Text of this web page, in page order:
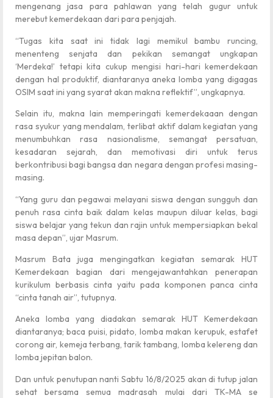
mengenang jasa para pahlawan yang telah gugur untuk
merebut kemerdekaan dari para penjajah.
“Tugas kita saat ini tidak lagi memikul bambu runcing,
menenteng senjata dan pekikan semangat ungkapan
‘Merdeka!’ tetapi kita cukup mengisi hari-hari kemerdekaan
dengan hal produktif, diantaranya aneka lomba yang digagas
OSIM saat ini yang syarat akan makna reflektif”, ungkapnya.
Selain itu, makna lain memperingati kemerdekaaan dengan
rasa syukur yang mendalam, terlibat aktif dalam kegiatan yang
menumbuhkan rasa nasionalisme, semangat persatuan,
kesadaran sejarah, dan memotivasi diri untuk terus
berkontribusi bagi bangsa dan negara dengan profesi masing-
masing.
“Yang guru dan pegawai melayani siswa dengan sungguh dan
penuh rasa cinta baik dalam kelas maupun diluar kelas, bagi
siswa belajar yang tekun dan rajin untuk mempersiapkan bekal
masa depan”, ujar Masrum.
Masrum Bata juga mengingatkan kegiatan semarak HUT
Kemerdekaan bagian dari mengejawantahkan penerapan
kurikulum berbasis cinta yaitu pada komponen panca cinta
“cinta tanah air”, tutupnya.
Aneka lomba yang diadakan semarak HUT Kemerdekaan
diantaranya; baca puisi, pidato, lomba makan kerupuk, estafet
corong air, kemeja terbang, tarik tambang, lomba kelereng dan
lomba jepitan balon.
Dan untuk penutupan nanti Sabtu 16/8/2025 akan di tutup jalan
sehat bersama semua madrasah mulai dari TK-MA se